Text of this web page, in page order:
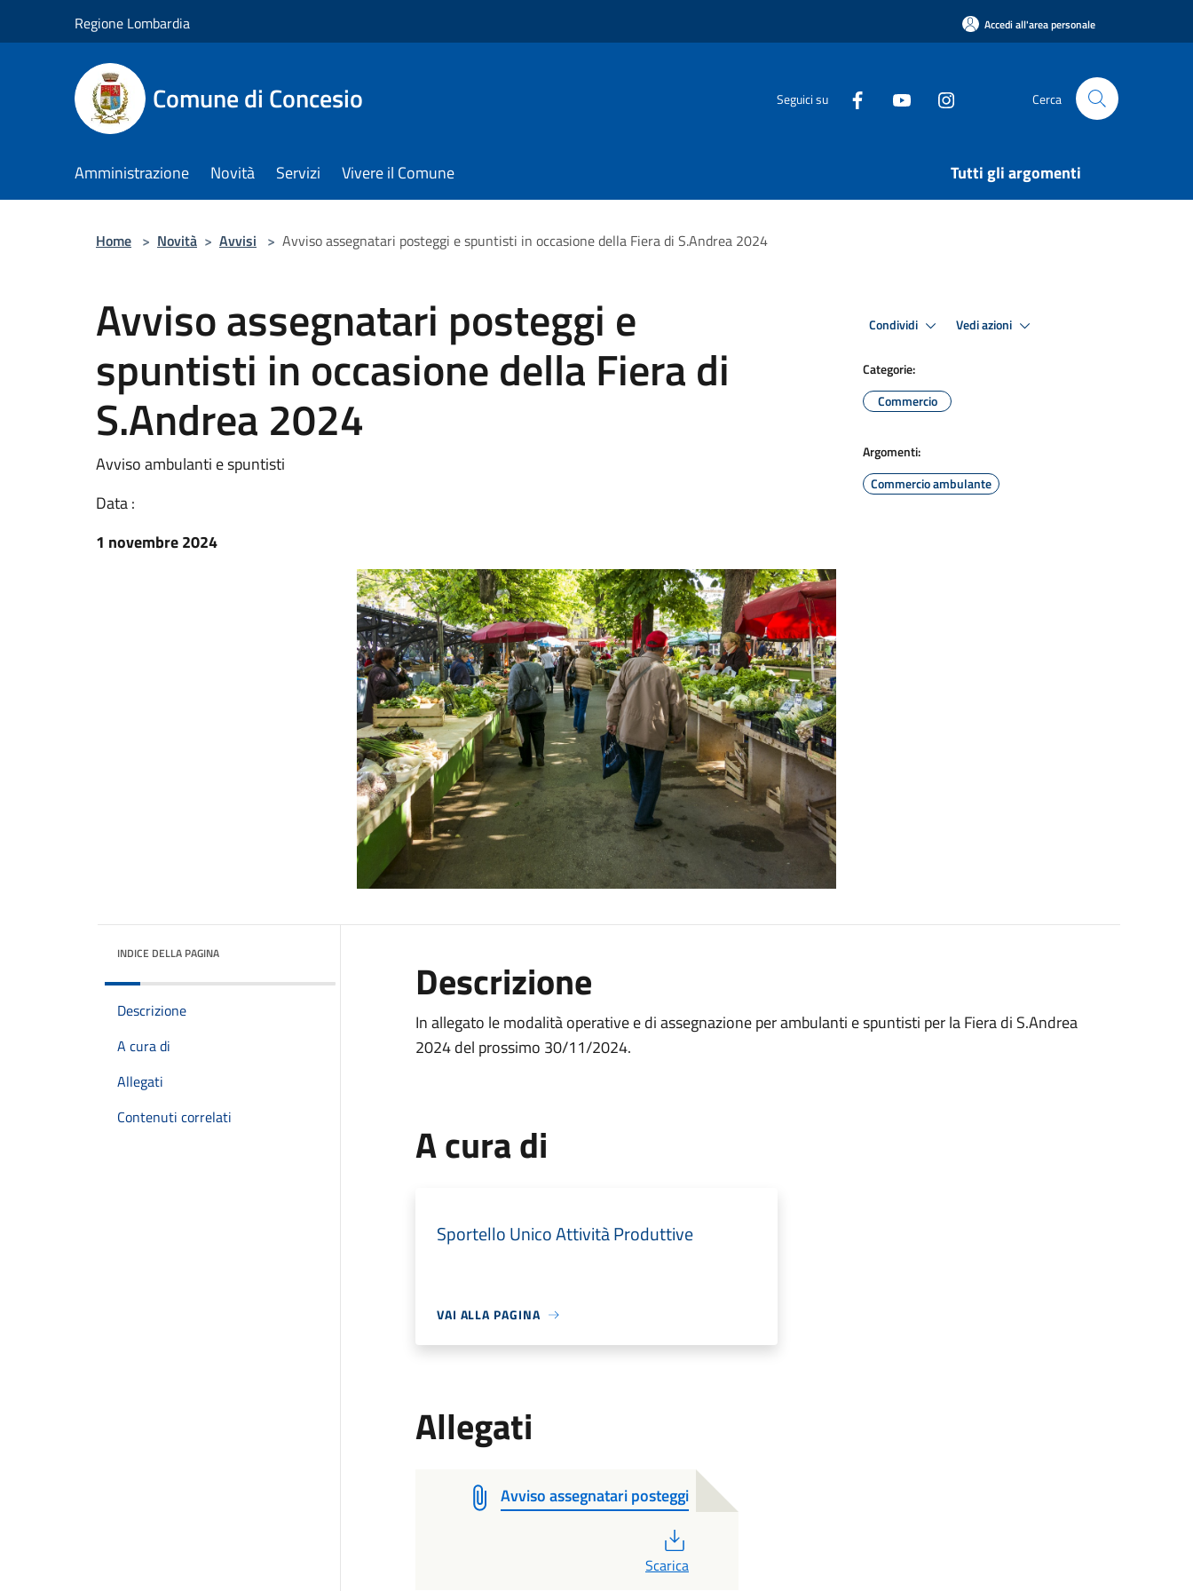
Regione Lombardia Accedi all'area personale
Comune di Concesio Seguici su Cerca
Amministrazione Novità Servizi Vivere il Comune Tutti gli argomenti
Home > Novità > Avvisi > Avviso assegnatari posteggi e spuntisti in occasione della Fiera di S.Andrea 2024
Avviso assegnatari posteggi e
spuntisti in occasione della Fiera di
S.Andrea 2024
Avviso ambulanti e spuntisti
Data :
1 novembre 2024
Condividi Vedi azioni
Categorie:
Commercio
Argomenti:
Commercio ambulante
INDICE DELLA PAGINA
Descrizione
A cura di
Allegati
Contenuti correlati
Descrizione
In allegato le modalità operative e di assegnazione per ambulanti e spuntisti per la Fiera di S.Andrea
2024 del prossimo 30/11/2024.
A cura di
Sportello Unico Attività Produttive
VAI ALLA PAGINA
Allegati
Avviso assegnatari posteggi
Scarica